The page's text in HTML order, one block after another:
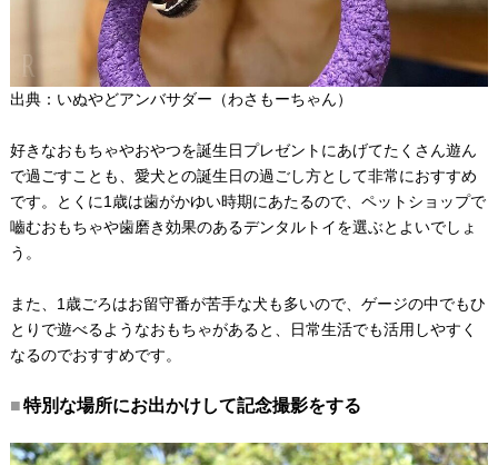
出典：いぬやどアンバサダー（わさもーちゃん）
好きなおもちゃやおやつを誕生日プレゼントにあげてたくさん遊ん
で過ごすことも、愛犬との誕生日の過ごし方として非常におすすめ
です。とくに1歳は歯がかゆい時期にあたるので、ペットショップで
嚙むおもちゃや歯磨き効果のあるデンタルトイを選ぶとよいでしょ
う。
また、1歳ごろはお留守番が苦手な犬も多いので、ゲージの中でもひ
とりで遊べるようなおもちゃがあると、日常生活でも活用しやすく
なるのでおすすめです。
特別な場所にお出かけして記念撮影をする